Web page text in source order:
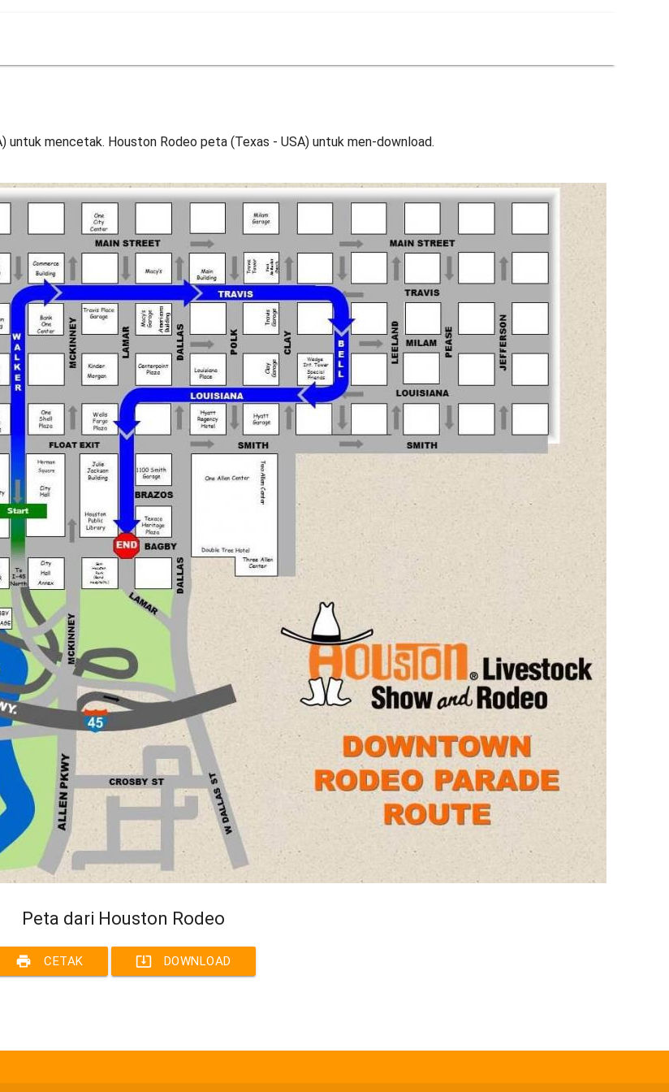
mencetak. Houston Rodeo peta (Texas - USA) untuk men-download.
Peta dari Houston Rodeo
print CETAK system_update_alt DOWNLOAD